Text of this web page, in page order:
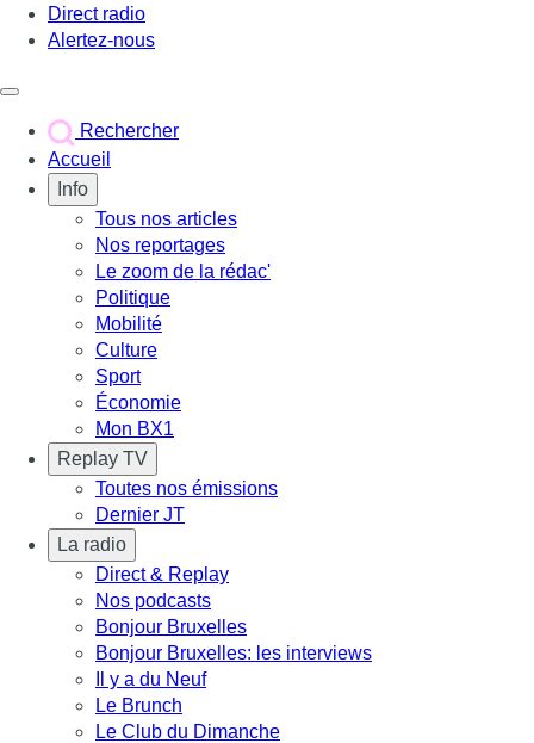
Direct radio
Alertez-nous
Rechercher
Accueil
Info
Tous nos articles
Nos reportages
Le zoom de la rédac'
Politique
Mobilité
Culture
Sport
Économie
Mon BX1
Replay TV
Toutes nos émissions
Dernier JT
La radio
Direct & Replay
Nos podcasts
Bonjour Bruxelles
Bonjour Bruxelles: les interviews
Il y a du Neuf
Le Brunch
Le Club du Dimanche